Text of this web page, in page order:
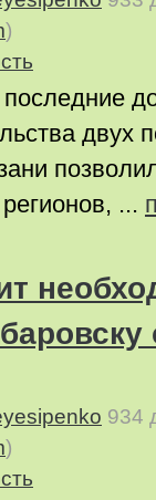
)
двух
...
934
)